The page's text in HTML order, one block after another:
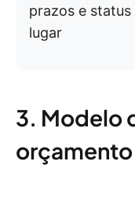
prazos e
lugar
3. Modelo